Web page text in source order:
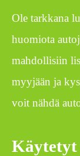
Ole tarkkana
huomiota
mahdollisiin
myyjään ja
voit nähdä
Käytetyt